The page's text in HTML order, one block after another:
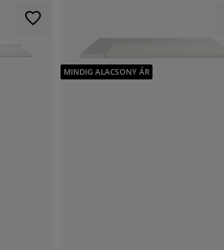
MINDIG ALACSONY ÁR